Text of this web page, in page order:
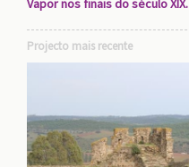
Vapor nos finais do século XIX.
Projecto mais recente